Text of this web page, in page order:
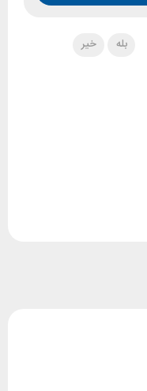
بله خیر